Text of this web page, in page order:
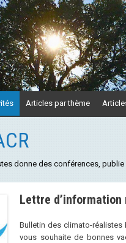
Articles par thème
donne des conférences,
Lettre d’information
Bulletin des climato-réalistes
vous souhaite de bonnes